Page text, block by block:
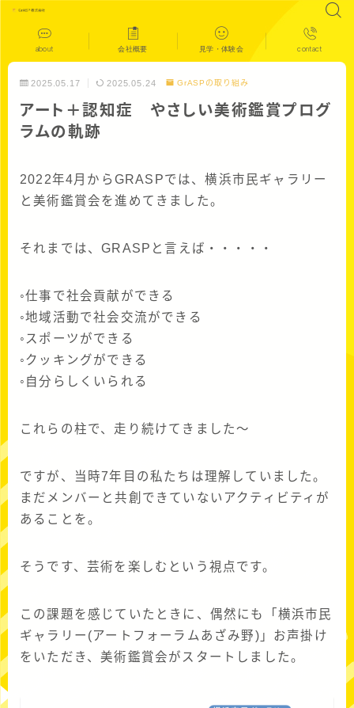
about 会社概要 見学・体験会 contact
2025.05.17 2025.05.24 GrASPの取り組み
アート＋認知症 やさしい美術鑑賞プログ
ラムの軌跡
2022年4月からGRASPでは、横浜市民ギャラリー
と美術鑑賞会を進めてきました。
それまでは、GRASPと言えば・・・・・
◦仕事で社会貢献ができる
◦地域活動で社会交流ができる
◦スポーツができる
◦クッキングができる
◦自分らしくいられる
これらの柱で、走り続けてきました～
ですが、当時7年目の私たちは理解していました。
まだメンバーと共創できていないアクティビティが
あることを。
そうです、芸術を楽しむという視点です。
この課題を感じていたときに、偶然にも「横浜市民
ギャラリー(アートフォーラムあざみ野)」お声掛け
をいただき、美術鑑賞会がスタートしました。